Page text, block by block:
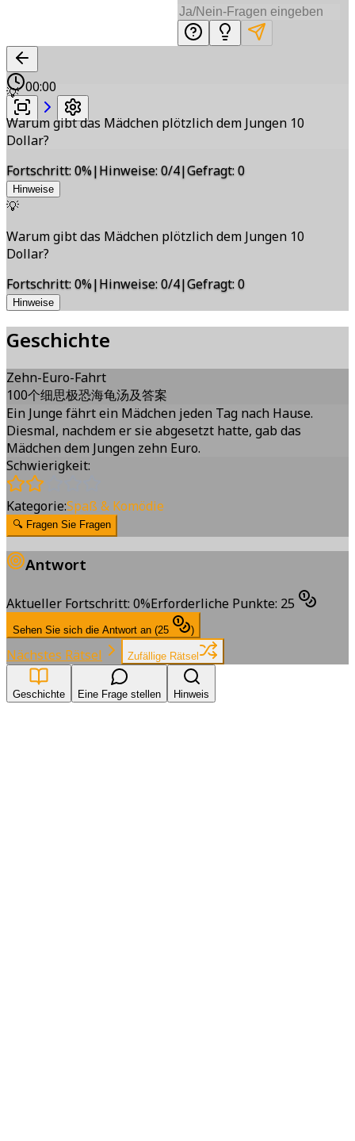
00:00
💡
Warum gibt das Mädchen plötzlich dem Jungen 10
Dollar?
Fortschritt:0%|Hinweise:0/4|Gefragt:0
Hinweise
💡
Warum gibt das Mädchen plötzlich dem Jungen 10
Dollar?
Fortschritt:0%|Hinweise:0/4|Gefragt:0
Hinweise
Geschichte
Zehn-Euro-Fahrt
100个细思极恐海龟汤及答案
Ein Junge fährt ein Mädchen jeden Tag nach Hause.
Diesmal, nachdem er sie abgesetzt hatte, gab das
Mädchen dem Jungen zehn Euro.
Schwierigkeit:
Kategorie:Spaß & Komödie
🔍 Fragen Sie Fragen
Antwort
Aktueller Fortschritt: 0%Erforderliche Punkte: 25
Sehen Sie sich die Antwort an (25 )
Nächstes Rätsel Zufällige Rätsel
Geschichte Eine Frage stellen Hinweis